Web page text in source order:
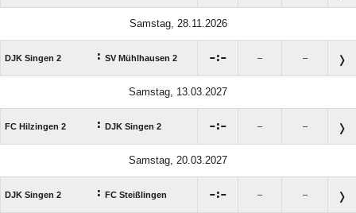
Samstag, 28.11.2026
DJK Singen 2 : SV Mühlhausen 2 : – –
Samstag, 13.03.2027
FC Hilzingen 2 : DJK Singen 2 : – –
Samstag, 20.03.2027
DJK Singen 2 : FC Steißlingen : – –